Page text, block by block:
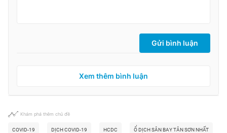
Gửi bình luận
Xem thêm bình luận
Khám phá thêm chủ đề
COVID-19 DỊCH COVID-19 HCDC Ổ DỊCH SÂN BAY TÂN SƠN NHẤT